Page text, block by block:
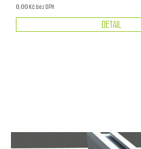
0,00 Kč bez DPH
DETAIL